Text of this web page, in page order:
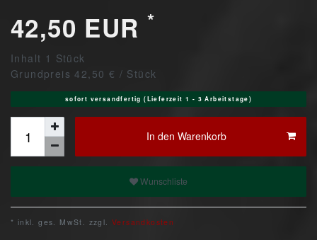
42,50 EUR *
Inhalt 1 Stück
Grundpreis42,50 € / Stück
sofort versandfertig (Lieferzeit 1 - 3 Arbeitstage)
In den Warenkorb
Wunschliste
* inkl. ges. MwSt. zzgl. Versandkosten